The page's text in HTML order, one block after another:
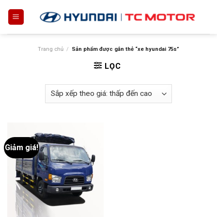
Trang chủ / Sản phẩm được gắn thẻ “xe hyundai 75s”
LỌC
Giảm giá!